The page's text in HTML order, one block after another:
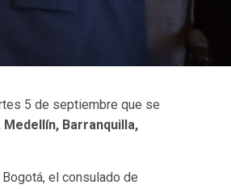
5 de septiembre que se
Barranquilla,
el consulado de